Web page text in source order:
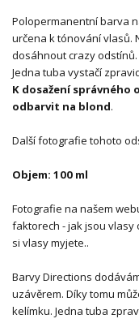
Polopermanentní barva
určena k tónování vlasů.
dosáhnout crazy odstínů.
Jedna tuba vystačí
K dosažení
odbarvit na blond.
Další fotografie tohoto
Objem: 100 ml
Fotografie na našem
faktorech - jak jsou vlasy
si vlasy myjete..
Barvy Directions
uzávěrem. Díky tomu
kelímku. Jedna tuba